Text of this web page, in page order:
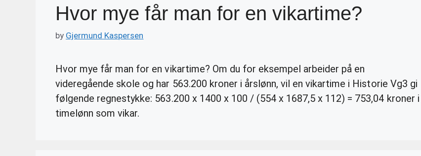
Hvor mye får man for en vikartime?
by Gjermund Kaspersen
Hvor mye får man for en vikartime? Om du for eksempel arbeider på en
videregående skole og har 563.200 kroner i årslønn, vil en vikartime i Historie Vg3 gi
følgende regnestykke: 563.200 x 1400 x 100 / (554 x 1687,5 x 112) = 753,04 kroner i
timelønn som vikar.